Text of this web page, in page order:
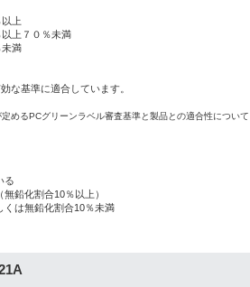
上
上７０％未満
満
基準に適合しています。
めるPCグリーンラベル審査基準と製品との適合性について
る
鉛化割合10％以上）
は無鉛化割合10％未満